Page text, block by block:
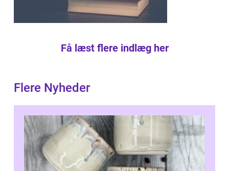
Få læst flere indlæg her
Flere Nyheder